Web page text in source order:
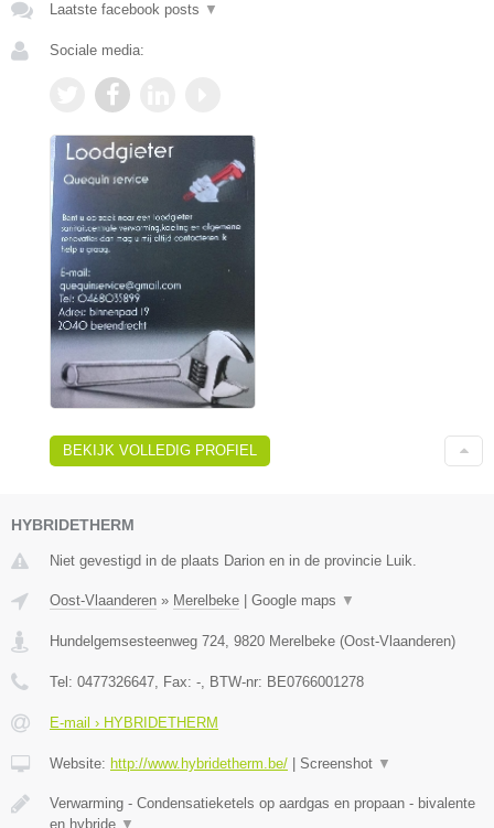
Laatste facebook posts ▼
Sociale media:
BEKIJK VOLLEDIG PROFIEL
HYBRIDETHERM
Niet gevestigd in de plaats Darion en in de provincie Luik.
Oost-Vlaanderen » Merelbeke Google maps ▼
Hundelgemsesteenweg 724, 9820 Merelbeke (Oost-Vlaanderen)
Tel: 0477326647, Fax: -, BTW-nr: BE0766001278
E-mail › HYBRIDETHERM
Website: http://www.hybridetherm.be/ Screenshot ▼
Verwarming - Condensatieketels op aardgas en propaan - bivalente
en hybride ▼